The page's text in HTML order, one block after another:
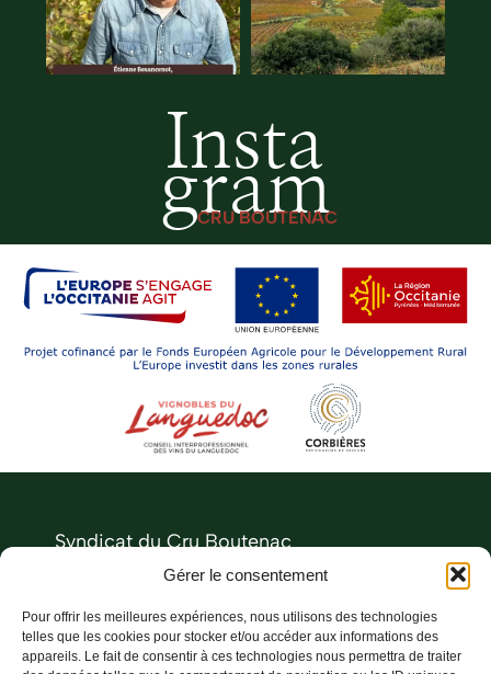
Gérer le consentement
Pour offrir les meilleures expériences, nous utilisons des technologies
telles que les cookies pour stocker et/ou accéder aux informations des
appareils. Le fait de consentir à ces technologies nous permettra de traiter
Insta
gram
CRU BOUTENAC
Syndicat du Cru Boutenac
04 68 27 73 00